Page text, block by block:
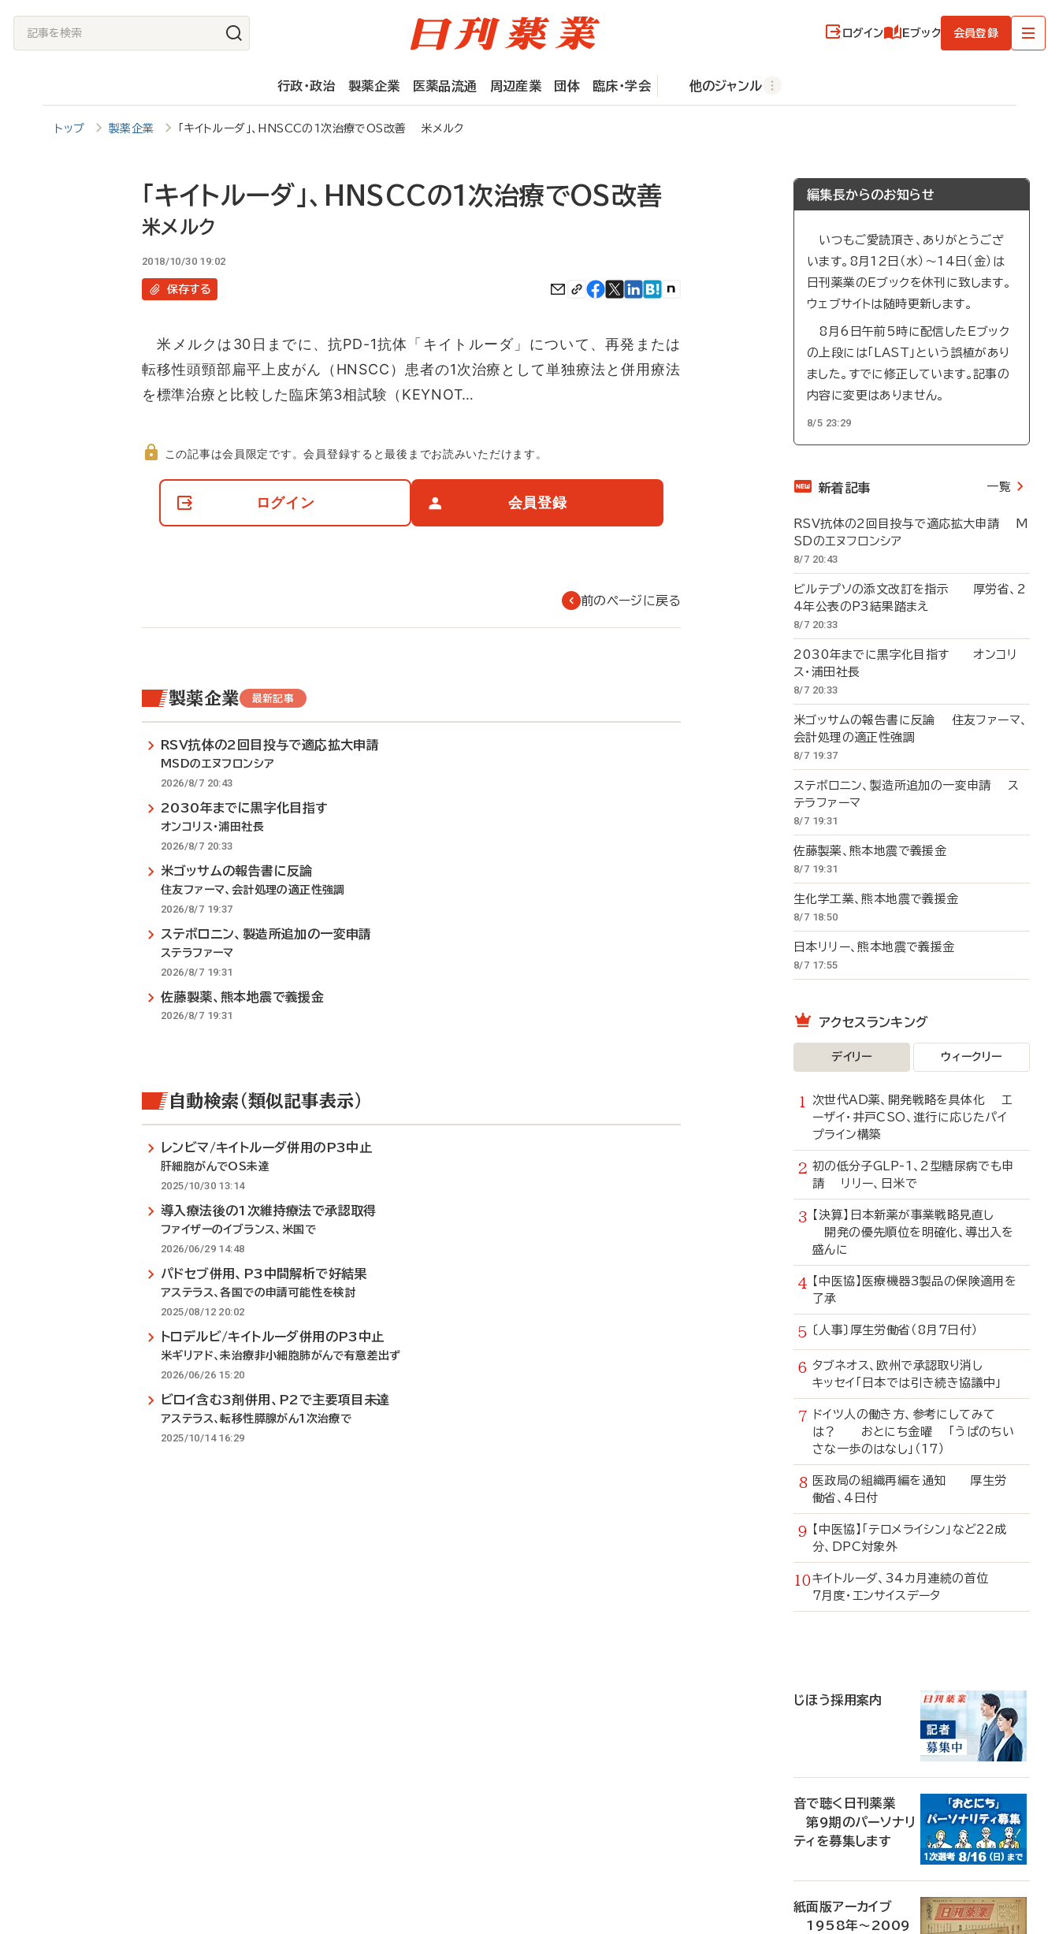
記
事
ログイン Eブック 会員登録
行政・政治 製薬企業 医薬品流通 周辺産業 団体 臨床・学会 他のジャンル
トップ 製薬企業 「キイトルーダ」、HNSCCの1次治療でOS改善 米メルク
「キイトルーダ」、HNSCCの1次治療でOS改善
米メルク
2018/10/30 19:02
保存する
米メルクは30日までに、抗PD-1抗体「キイトルーダ」について、再発または
転移性頭頸部扁平上皮がん（HNSCC）患者の1次治療として単独療法と併用療法
を標準治療と比較した臨床第3相試験（KEYNOT…
て
この記事は会員限定です。会員登録すると最後までお読みいただけます。
ログイン 会員登録
前のページに戻る
製薬企業 最新記事
RSV抗体の2回目投与で適応拡大申請
MSDのエヌフロンシア
2026/8/7 20:43
2030年までに黒字化目指す
オンコリス・浦田社長
2026/8/7 20:33
米ゴッサムの報告書に反論
住友ファーマ、会計処理の適正性強調
2026/8/7 19:37
ステボロニン、製造所追加の一変申請
ステラファーマ
2026/8/7 19:31
佐藤製薬、熊本地震で義援金
2026/8/7 19:31
自動検索（類似記事表示）
レンビマ/キイトルーダ併用のP3中止
肝細胞がんでOS未達
2025/10/30 13:14
導入療法後の1次維持療法で承認取得
ファイザーのイブランス、米国で
2026/06/29 14:48
パドセブ併用、P3中間解析で好結果
アステラス、各国での申請可能性を検討
2025/08/12 20:02
トロデルビ/キイトルーダ併用のP3中止
米ギリアド、未治療非小細胞肺がんで有意差出ず
2026/06/26 15:20
ビロイ含む3剤併用、P2で主要項目未達
アステラス、転移性膵腺がん1次治療で
2025/10/14 16:29
編集長からのお知らせ
いつもご愛読頂き、ありがとうござ
います。8月12日（水）～14日（金）は
日刊薬業のEブックを休刊に致します。
ウェブサイトは随時更新します。
8月6日午前5時に配信したEブック
の上段には「LAST」という誤植があり
ました。すでに修正しています。記事の
内容に変更はありません。
8/5 23:29
新着記事 一覧
RSV抗体の2回目投与で適応拡大申請 M
SDのエヌフロンシア
8/7 20:43
ビルテプソの添文改訂を指示 厚労省、2
4年公表のP3結果踏まえ
8/7 20:33
2030年までに黒字化目指す オンコリ
ス・浦田社長
8/7 20:33
米ゴッサムの報告書に反論 住友ファーマ、
会計処理の適正性強調
8/7 19:37
ステボロニン、製造所追加の一変申請 ス
テラファーマ
8/7 19:31
佐藤製薬、熊本地震で義援金
8/7 19:31
生化学工業、熊本地震で義援金
8/7 18:50
日本リリー、熊本地震で義援金
8/7 17:55
アクセスランキング
デイリー ウィークリー
次世代AD薬、開発戦略を具体化 エ
ーザイ・井戸CSO、進行に応じたパイ
プライン構築
初の低分子GLP-1、2型糖尿病でも申
請 リリー、日米で
【決算】日本新薬が事業戦略見直し
開発の優先順位を明確化、導出入を
盛んに
【中医協】医療機器3製品の保険適用を
了承
〔人事〕厚生労働省（8月7日付）
タブネオス、欧州で承認取り消し
キッセイ「日本では引き続き協議中」
ドイツ人の働き方、参考にしてみて
は？ おとにち金曜 「うぱのちい
さな一歩のはなし」（17）
医政局の組織再編を通知 厚生労
働省、4日付
【中医協】「テロメライシン」など22成
分、DPC対象外
キイトルーダ、34カ月連続の首位
7月度・エンサイスデータ
じほう採用案内
音で聴く日刊薬業
第9期のパーソナリ
ティを募集します
紙面版アーカイブ
1958年～2009